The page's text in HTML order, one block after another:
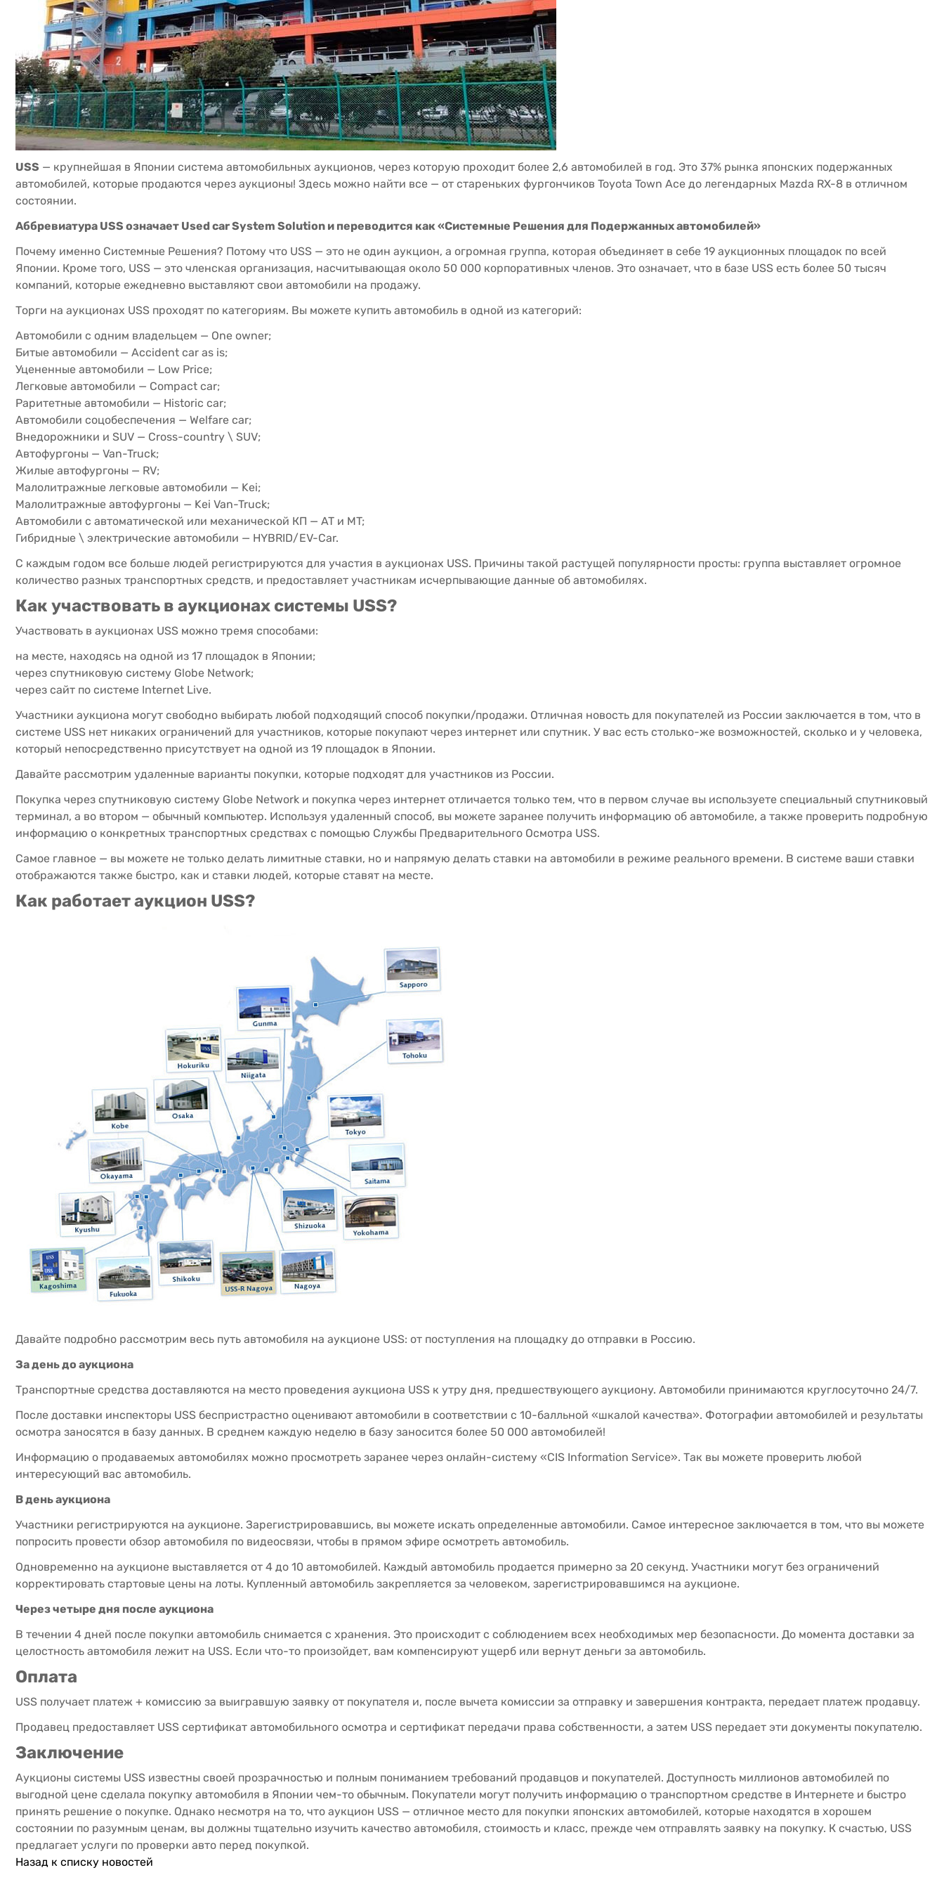
USS — крупнейшая в Японии система автомобильных аукционов, через которую проходит более 2,6 автомобилей в год. Это 37% рынка японских подержанных
автомобилей, которые продаются через аукционы! Здесь можно найти все — от стареньких фургончиков Toyota Town Ace до легендарных Mazda RX-8 в отличном
состоянии.
Аббревиатура USS означает Used car System Solution и переводится как «Системные Решения для Подержанных автомобилей»
Почему именно Системные Решения? Потому что USS — это не один аукцион, а огромная группа, которая объединяет в себе 19 аукционных площадок по всей
Японии. Кроме того, USS — это членская организация, насчитывающая около 50 000 корпоративных членов. Это означает, что в базе USS есть более 50 тысяч
компаний, которые ежедневно выставляют свои автомобили на продажу.
Торги на аукционах USS проходят по категориям. Вы можете купить автомобиль в одной из категорий:
Автомобили с одним владельцем — One owner;
Битые автомобили — Accident car as is;
Уцененные автомобили — Low Price;
Легковые автомобили — Compact car;
Раритетные автомобили — Historic car;
Автомобили соцобеспечения — Welfare car;
Внедорожники и SUV — Cross-country \ SUV;
Автофургоны — Van-Truck;
Жилые автофургоны — RV;
Малолитражные легковые автомобили — Kei;
Малолитражные автофургоны — Kei Van-Truck;
Автомобили с автоматической или механической КП — AT и MT;
Гибридные \ электрические автомобили — HYBRID/EV-Car.
С каждым годом все больше людей регистрируются для участия в аукционах USS. Причины такой растущей популярности просты: группа выставляет огромное
количество разных транспортных средств, и предоставляет участникам исчерпывающие данные об автомобилях.
Как участвовать в аукционах системы USS?
Участвовать в аукционах USS можно тремя способами:
на месте, находясь на одной из 17 площадок в Японии;
через спутниковую систему Globe Network;
через сайт по системе Internet Live.
Участники аукциона могут свободно выбирать любой подходящий способ покупки/продажи. Отличная новость для покупателей из России заключается в том, что в
системе USS нет никаких ограничений для участников, которые покупают через интернет или спутник. У вас есть столько-же возможностей, сколько и у человека,
который непосредственно присутствует на одной из 19 площадок в Японии.
Давайте рассмотрим удаленные варианты покупки, которые подходят для участников из России.
Покупка через спутниковую систему Globe Network и покупка через интернет отличается только тем, что в первом случае вы используете специальный спутниковый
терминал, а во втором — обычный компьютер. Используя удаленный способ, вы можете заранее получить информацию об автомобиле, а также проверить подробную
информацию о конкретных транспортных средствах с помощью Службы Предварительного Осмотра USS.
Самое главное — вы можете не только делать лимитные ставки, но и напрямую делать ставки на автомобили в режиме реального времени. В системе ваши ставки
отображаются также быстро, как и ставки людей, которые ставят на месте.
Как работает аукцион USS?
Давайте подробно рассмотрим весь путь автомобиля на аукционе USS: от поступления на площадку до отправки в Россию.
За день до аукциона
Транспортные средства доставляются на место проведения аукциона USS к утру дня, предшествующего аукциону. Автомобили принимаются круглосуточно 24/7.
После доставки инспекторы USS беспристрастно оценивают автомобили в соответствии с 10-балльной «шкалой качества». Фотографии автомобилей и результаты
осмотра заносятся в базу данных. В среднем каждую неделю в базу заносится более 50 000 автомобилей!
Информацию о продаваемых автомобилях можно просмотреть заранее через онлайн-систему «CIS Information Service». Так вы можете проверить любой
интересующий вас автомобиль.
В день аукциона
Участники регистрируются на аукционе. Зарегистрировавшись, вы можете искать определенные автомобили. Самое интересное заключается в том, что вы можете
попросить провести обзор автомобиля по видеосвязи, чтобы в прямом эфире осмотреть автомобиль.
Одновременно на аукционе выставляется от 4 до 10 автомобилей. Каждый автомобиль продается примерно за 20 секунд. Участники могут без ограничений
корректировать стартовые цены на лоты. Купленный автомобиль закрепляется за человеком, зарегистрировавшимся на аукционе.
Через четыре дня после аукциона
В течении 4 дней после покупки автомобиль снимается с хранения. Это происходит с соблюдением всех необходимых мер безопасности. До момента доставки за
целостность автомобиля лежит на USS. Если что-то произойдет, вам компенсируют ущерб или вернут деньги за автомобиль.
Оплата
USS получает платеж + комиссию за выигравшую заявку от покупателя и, после вычета комиссии за отправку и завершения контракта, передает платеж продавцу.
Продавец предоставляет USS сертификат автомобильного осмотра и сертификат передачи права собственности, а затем USS передает эти документы покупателю.
Заключение
Аукционы системы USS известны своей прозрачностью и полным пониманием требований продавцов и покупателей. Доступность миллионов автомобилей по
выгодной цене сделала покупку автомобиля в Японии чем-то обычным. Покупатели могут получить информацию о транспортном средстве в Интернете и быстро
принять решение о покупке. Однако несмотря на то, что аукцион USS — отличное место для покупки японских автомобилей, которые находятся в хорошем
состоянии по разумным ценам, вы должны тщательно изучить качество автомобиля, стоимость и класс, прежде чем отправлять заявку на покупку. К счастью, USS
предлагает услуги по проверки авто перед покупкой.
Назад к списку новостей